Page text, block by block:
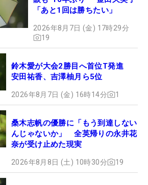
「あと1回は勝ちたい」
2026年8月7日 (金) 17時29分
19
鈴木愛が大会2勝目へ首位T発進
安田祐香、吉澤柚月ら5位
2026年8月7日 (金) 16時14分 1
桑木志帆の優勝に「もう到達しない
んじゃないか」 全英帰りの永井花
奈が受け止めた現実
2026年8月8日 (土) 10時30分 19